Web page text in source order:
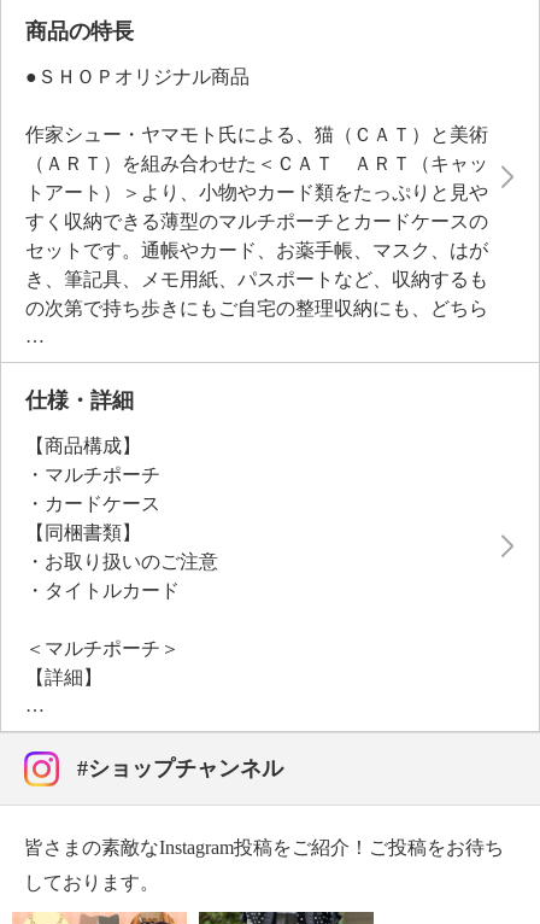
商品の特長
●ＳＨＯＰオリジナル商品
作家シュー・ヤマモト氏による、猫（ＣＡＴ）と美術
（ＡＲＴ）を組み合わせた＜ＣＡＴ ＡＲＴ（キャッ
トアート）＞より、小物やカード類をたっぷりと見や
すく収納できる薄型のマルチポーチとカードケースの
セットです。通帳やカード、お薬手帳、マスク、はが
き、筆記具、メモ用紙、パスポートなど、収納するも
の次第で持ち歩きにもご自宅の整理収納にも、どちら
でも活躍してくれます。内側にファスナーポケットが
あり、鍵やアクセサリーなどの貴重品やお金の収納も
しやすい仕様。適度な硬さがあるので、ポチ袋など折
マモト氏による豊かな発想と猫愛から生まれるファン
タジーの世界を、是非お楽しみください！
仕様・詳細
【商品構成】
・マルチポーチ
・カードケース
【同梱書類】
・お取り扱いのご注意
・タイトルカード
＜マルチポーチ＞
【詳細】
・開口部：スナップ
・カード収納枚数：６枚
・ポケット（外側）：オープン１個
・ポケット（内側）：オープン３個、ファスナー付１
【素材】
・表地：ポリエステル
・裏地：ポリエステル
#ショップチャンネル
皆さまの素敵なInstagram投稿をご紹介！ご投稿をお待ち
しております。